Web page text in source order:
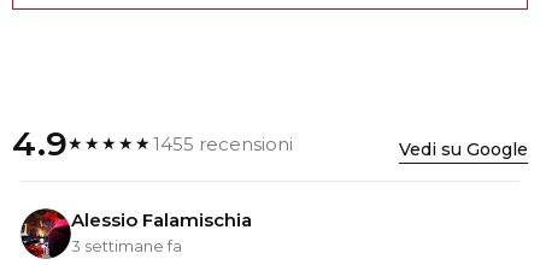
4.9★★★★★1455 recensioni Vedi su Google
Alessio Falamischia
3 settimane fa